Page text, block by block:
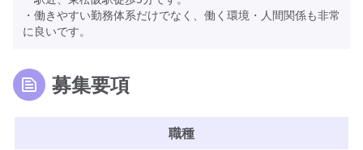
・働きやすい勤務体系だけでなく、働く環境・人間関係も非常
に良いです。
募集要項
職種